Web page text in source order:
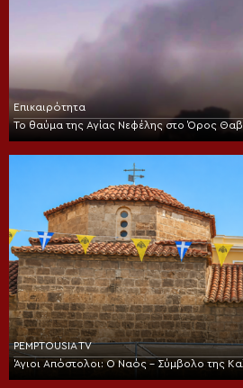
Επικαιρότητα
Το θαύμα της Αγίας Νεφέλης στο Όρος
PEMPTOUSIA TV
Άγιοι Απόστολοι: Ο Ναός – Σύμβολο της